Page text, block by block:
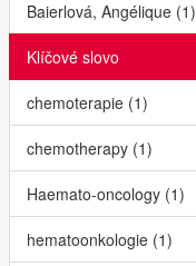
Baierlová, Angélique (1)
Klíčové slovo
chemoterapie (1)
chemotherapy (1)
Haemato-oncology (1)
hematoonkologie (1)